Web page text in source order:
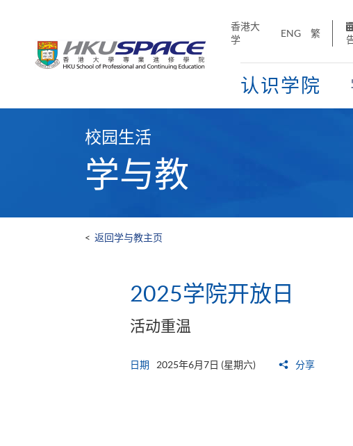
香港大
学
ENG 繁
认识学院
校园生活
学与教
< 返回学与教主页
2025学院开放日
活动重温
日期 2025年6月7日 (星期六) 分享